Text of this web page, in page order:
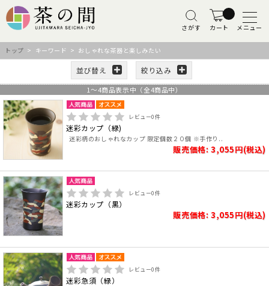
さがす カート メニュー
トップ > キーワード > おしゃれな茶器と楽しみたい
並び替え 絞り込み
1 ～4商品表示中（全4商品中）
レビュー0件
迷彩カップ（緑)
迷彩柄のおしゃれなカップ 限定個数２０個 ※手作り..
販売価格: 3,055円(税込)
レビュー0件
迷彩カップ（黒）
販売価格: 3,055円(税込)
レビュー0件
迷彩急須（緑）